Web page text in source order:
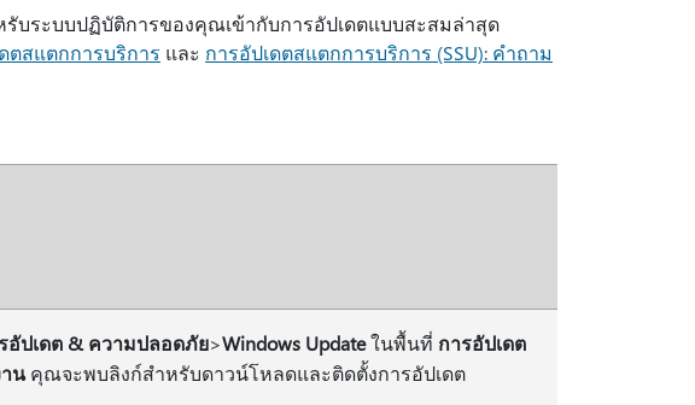
รับระบบปฏิบัติการของคุณเข้ากับการอัปเดตแบบสะสมล่าสุด
ตสแตกการบริการ และ การอัปเดตสแตกการบริการ (SSU): คำถาม
อัปเดต & ความปลอดภัย>Windows Updateในพื้นที่ การอัปเดต
นคุณจะพบลิงก์สําหรับดาวน์โหลดและติดตั้งการอัปเดต